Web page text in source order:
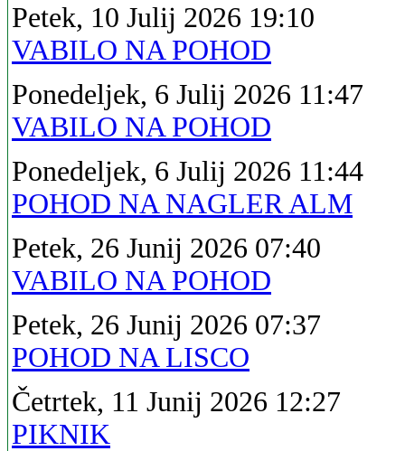
Petek, 10 Julij 2026 19:10
VABILO NA POHOD
Ponedeljek, 6 Julij 2026 11:47
VABILO NA POHOD
Ponedeljek, 6 Julij 2026 11:44
POHOD NA NAGLER ALM
Petek, 26 Junij 2026 07:40
VABILO NA POHOD
Petek, 26 Junij 2026 07:37
POHOD NA LISCO
Četrtek, 11 Junij 2026 12:27
PIKNIK